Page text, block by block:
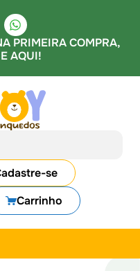
PRIMEIRA COMPRA,
AQUI!
se
Carrinho